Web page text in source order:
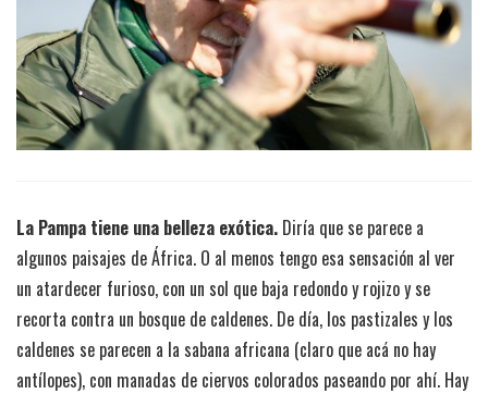
La Pampa tiene una belleza exótica. Diría que se parece a
algunos paisajes de África. O al menos tengo esa sensación al ver
un atardecer furioso, con un sol que baja redondo y rojizo y se
recorta contra un bosque de caldenes. De día, los pastizales y los
caldenes se parecen a la sabana africana (claro que acá no hay
antílopes), con manadas de ciervos colorados paseando por ahí. Hay